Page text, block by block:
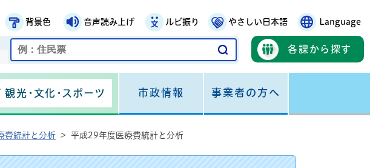
背景色 音声読み上げ ルビ振り やさしい日本語 Language
各課から探す
観光・文化・スポーツ 市政情報 事業者の方へ
費統計と分析 > 平成29年度医療費統計と分析